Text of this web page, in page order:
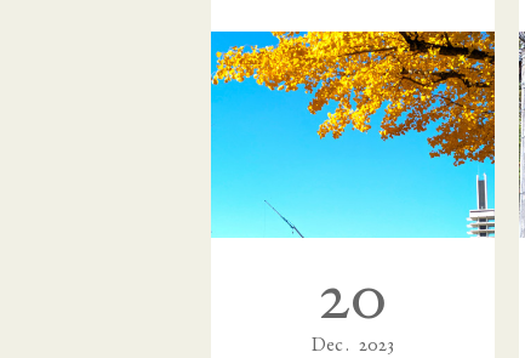
20
Dec 2023